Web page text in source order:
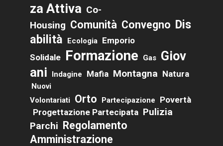
Za Attiva Co-
Housing Comunità Convegno Dis
Abilità
Ecologia Emporio
Solidale Formazione Gas Giov
Ani
Indagine Mafia Montagna Natura
Nuovi
Volontariati Orto Partecipazione
Povertà
Progettazione Partecipata Pulizia
Parchi Regolamento
Amministrazione